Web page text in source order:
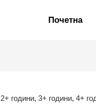
Почетна
2+ години,3+ години,4+
Камион